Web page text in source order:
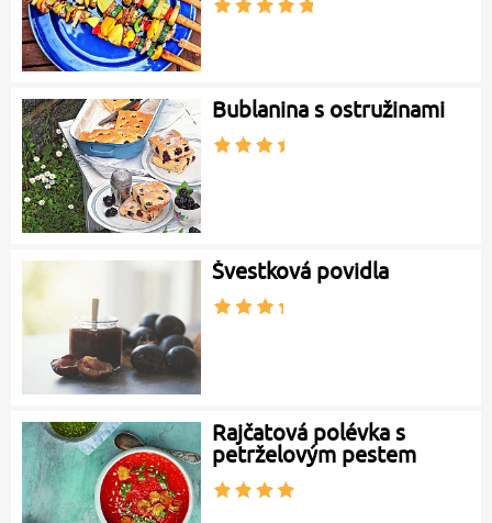
Bublanina s ostružinami
Švestková povidla
Rajčatová polévka s
petrželovým pestem